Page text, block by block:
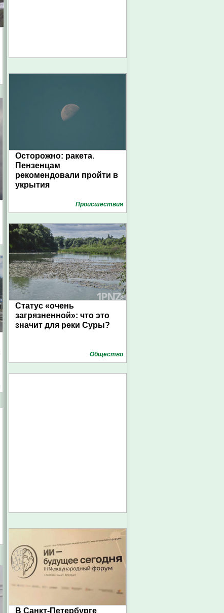
Осторожно: ракета.
Пензенцам
рекомендовали пройти в
укрытия
Проиcшествия
Статус «очень
загрязненной»: что это
значит для реки Суры?
Общество
В Санкт-Петербурге